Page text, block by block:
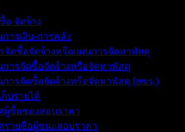
อ-จัดจ้าง
การเงิน-การคลัง
จัดซื้อจัดจ้างหรือแผนการจัดหาพัสดุ
การจัดซื้อจัดจ้างหรือจัดหาพัสดุ
การจัดซื้อจัดจ้างหรือจัดหาพัสดุ (สขร.)
ก็บรายได้
ผู้ซื้อซองสอบราคา
รายชื่อผู้ชนะสอบราคา